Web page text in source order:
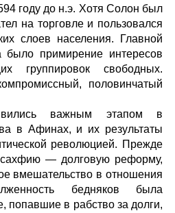
году до н.э. Хотя Солон был
на торговле и пользовался
слоев населения. Главной
примирение интересов
группировок свободных.
половинчатый
важным этапом в
в Афинах, и их результаты
революцией. Прежде
— долговую реформу,
вмешательство в отношения
бедняков была
попавшие в рабство за долги,